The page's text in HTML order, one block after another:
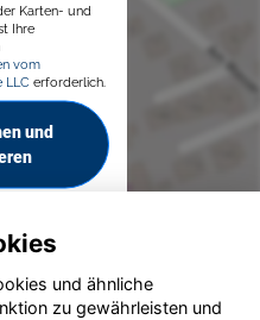
Karten- und
Ihre
vom
LLC erforderlich.
und
und ähnliche
zu gewährleisten und